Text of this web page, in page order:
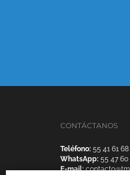
CONTÁCTANOS
Teléfono: 55 41 61 68
WhatsApp: 55 47 60
E-mail: